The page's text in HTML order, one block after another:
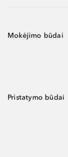
Mokėjimo būdai
Pristatymo būdai